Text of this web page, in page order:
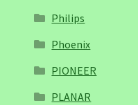
Philips
Phoenix
PIONEER
PLANAR